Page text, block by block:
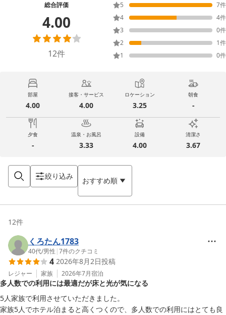
総合評価
4.00
12件
5 7件
4
4件
3
0件
2
1件
1
0件
部屋
4.00
接客・サービス
4.00
ロケーション
3.25
朝食
-
夕食
-
温泉・お風呂
3.33
設備
4.00
清潔さ
3.67
絞り込み おすすめ順
12件
くろたん1783
40代/男性 |7件のクチコミ
4 2026年8月2日投稿
レジャー 家族 2026年7月宿泊
多人数での利用には最適だが床と光が気になる
5人家族で利用させていただきました。
家族5人でホテル泊まると高くつくので、多人数での利用にはとても良